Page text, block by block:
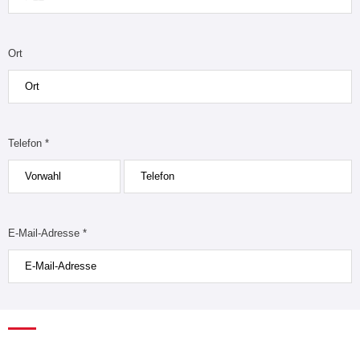
Ort
Telefon *
E-Mail-Adresse *